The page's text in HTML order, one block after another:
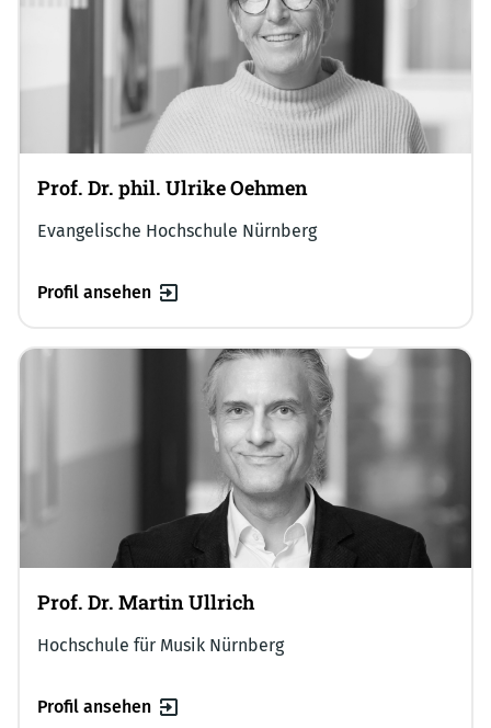
Prof. Dr. phil. Ulrike Oehmen
Evangelische Hochschule Nürnberg
Profil ansehen
Prof. Dr. Martin Ullrich
Hochschule für Musik Nürnberg
Profil ansehen